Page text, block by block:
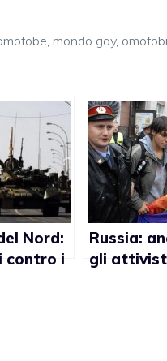
, mondo gay,
Nord:
contro i
Russia:
gli